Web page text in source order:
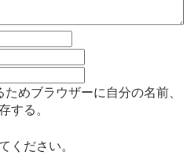
めブラウザーに自分の名前、
する。
ください。